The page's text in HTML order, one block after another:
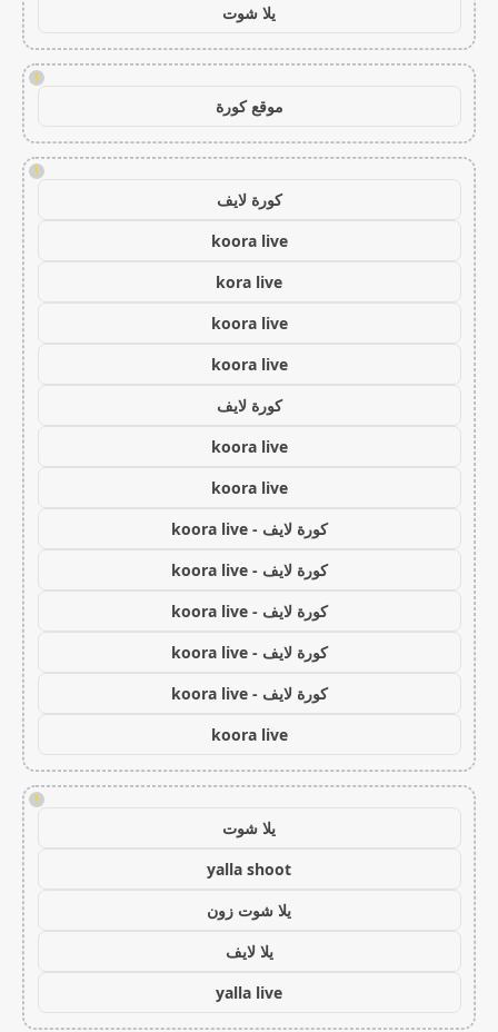
يلا شوت
!
موقع كورة
!
كورة لايف
koora live
kora live
koora live
koora live
كورة لايف
koora live
koora live
كورة لايف - koora live
كورة لايف - koora live
كورة لايف - koora live
كورة لايف - koora live
كورة لايف - koora live
koora live
!
يلا شوت
yalla shoot
يلا شوت زون
يلا لايف
yalla live